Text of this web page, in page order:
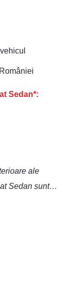
Sedan*:
ale
Sedan sunt…